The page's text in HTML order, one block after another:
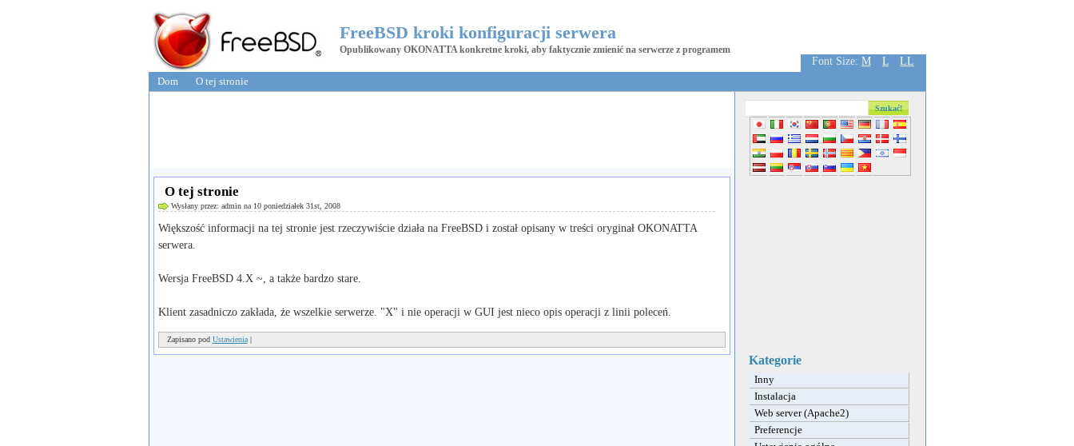
FreeBSD kroki konfiguracji serwera
Opublikowany OKONATTA konkretne kroki, aby faktycznie zmienić na serwerze z programem
Font Size: M L LL
Dom O tej stronie
O tej stronie
Wysłany przez: admin na 10 poniedziałek 31st, 2008
Większość informacji na tej stronie jest rzeczywiście działa na FreeBSD i został opisany w treści oryginał OKONATTA
serwera.
Wersja FreeBSD 4.X ~, a także bardzo stare.
Klient zasadniczo zakłada, że wszelkie serwerze. "X" i nie operacji w GUI jest nieco opis operacji z linii poleceń.
Zapisano pod Ustawienia|
Kategorie
Inny
Instalacja
Web server (Apache2)
Preferencje